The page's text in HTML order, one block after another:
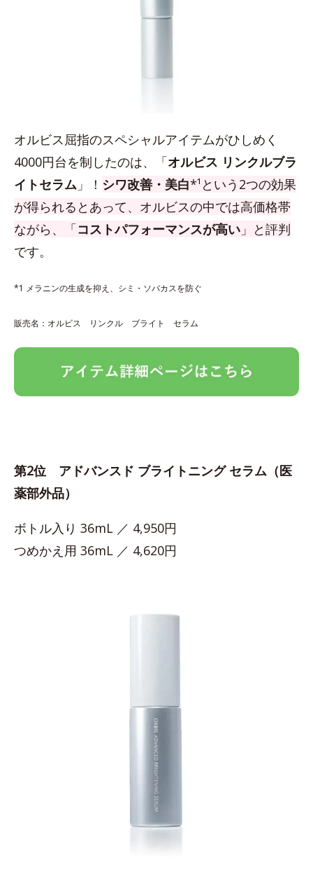
オルビス屈指のスペシャルアイテムがひしめく
4000円台を制したのは、「オルビス リンクルブラ
イトセラム 」！ シワ改善・美白*¹という2つの効果
が得られるとあって、オルビスの中では高価格帯
ながら、「コストパフォーマンスが高い 」と評判
です。
*1 メラニンの生成を抑え、シミ・ソバカスを防ぐ
販売名：オルビス リンクル ブライト セラム
第2位 アドバンスド ブライトニング セラム（医
薬部外品）
ボトル入り 36mL ／ 4,950円
つめかえ用 36mL ／ 4,620円